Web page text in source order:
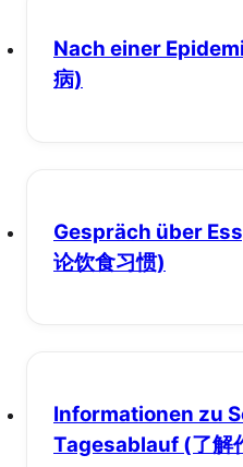
Nach einer
病)
Gespräch über
论饮食习惯)
Informationen zu
Tagesablauf (了解